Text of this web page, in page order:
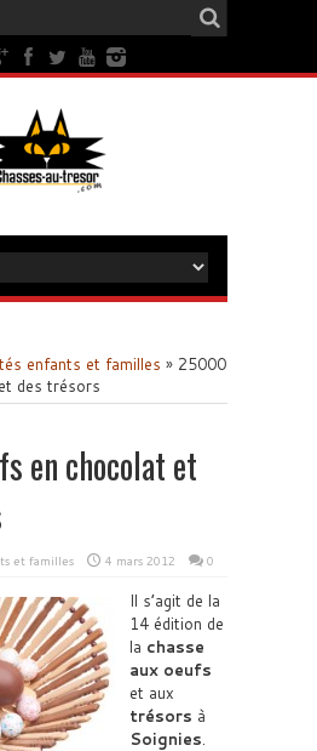
enfants et familles » 25000
des trésors
en chocolat et
et familles 4 mars 2012 0
Il s’agit de la
14 édition de
la chasse
aux oeufs
et aux
trésors à
Soignies.